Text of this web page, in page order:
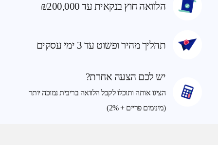
הלוואה חוץ בנקאית עד ₪200,000
תהליך מהיר ופשוט עד 3 ימי עסקים
יש לכם הצעה אחרת?
הציגו אותה ותוכלו לקבל הלוואה בריבית נמוכה יותר
(מינימום פריים + 2%)